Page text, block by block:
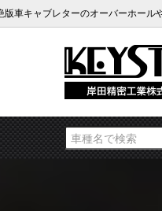
版車キャブレターのオーバーホー